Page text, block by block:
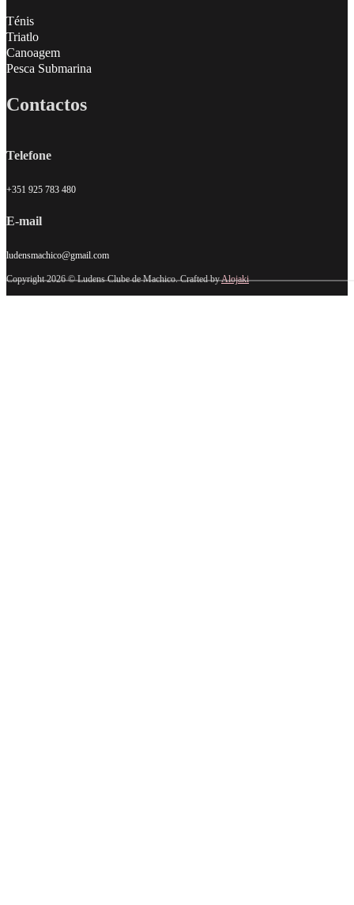
Ténis
Triatlo
Canoagem
Pesca Submarina
Contactos
Telefone
+351 925 783 480
E-mail
ludensmachico@gmail.com
Copyright 2026 © Ludens Clube de Machico. Crafted byAlojaki